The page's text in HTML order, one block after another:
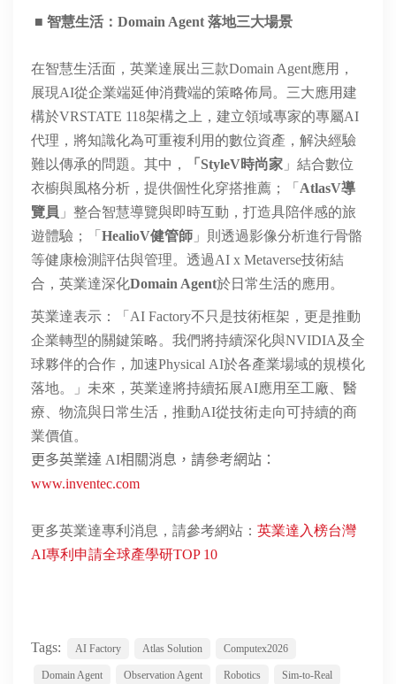
■ 智慧生活： Domain Agent 落地三大場景
在智慧生活面，英業達展出三款Domain Agent應用，
展現AI從企業端延伸消費端的策略佈局。三大應用建
構於VRSTATE 118架構之上，建立領域專家的專屬AI
代理，將知識化為可重複利用的數位資產，解決經驗
難以傳承的問題。其中，
「 StyleV時尚家 」結合數位
衣櫥與風格分析，提供個性化穿搭推薦；「 AtlasV導
覽員 」整合智慧導覽與即時互動，打造具陪伴感的旅
遊體驗；「 HealioV健管師 」則透過影像分析進行骨骼
等健康檢測評估與管理。透過AI x Metaverse技術結
合，英業達深化Domain Agent於日常生活的應用。
英業達表示：「AI Factory不只是技術框架，更是推動
企業轉型的關鍵策略。我們將持續深化與NVIDIA 及全
球夥伴的合作，加速Physical AI於各產業場域的規模化
落地。
」未來，英業達將持續拓展AI應用至工廠、醫
療、物流與日常生活，推動AI從技術走向可持續的商
業價值。
更多英業達 AI相關消息，請參考網站：
www.inventec.com
更多英業達專利消息，請參考網站： 英業達入榜台灣
AI專利申請全球產學研TOP 10
Tags: AI Factory Atlas Solution Computex2026
Domain Agent Observation Agent Robotics Sim-to-Real